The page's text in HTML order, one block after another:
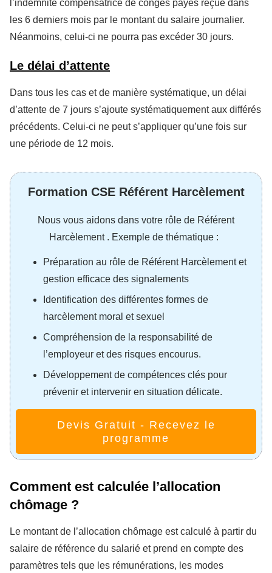
l’indemnité compensatrice de congés payés reçue dans
les 6 derniers mois par le montant du salaire journalier.
Néanmoins, celui-ci ne pourra pas excéder 30 jours.
Le délai d’attente
Dans tous les cas et de manière systématique, un délai
d’attente de 7 jours s’ajoute systématiquement aux différés
précédents. Celui-ci ne peut s’appliquer qu’une fois sur
une période de 12 mois.
Formation CSE Référent Harcèlement
Nous vous aidons dans votre rôle de Référent
Harcèlement . Exemple de thématique :
Préparation au rôle de Référent Harcèlement et
gestion efficace des signalements
Identification des différentes formes de
harcèlement moral et sexuel
Compréhension de la responsabilité de
l’employeur et des risques encourus.
Développement de compétences clés pour
prévenir et intervenir en situation délicate.
Devis Gratuit - Recevez le
programme
Comment est calculée l’allocation
chômage ?
Le montant de l’allocation chômage est calculé à partir du
salaire de référence du salarié et prend en compte des
paramètres tels que les rémunérations, les modes